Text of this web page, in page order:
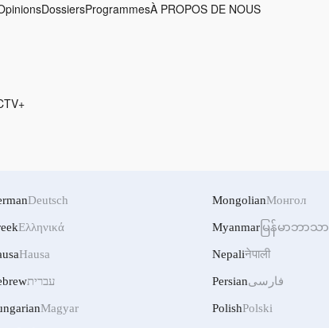
DossiersProgrammesÀ PROPOS DE NOUS
Deutsch
Ελληνικά
Hausa
עברית
Magyar
MongolianМонгол
Myanmar မြန်မာဘာသာ
Nepaliनेपाली
Persianفارسی
PolishPolski